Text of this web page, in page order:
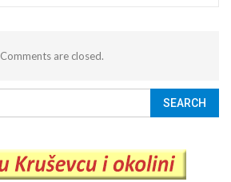
Comments are closed.